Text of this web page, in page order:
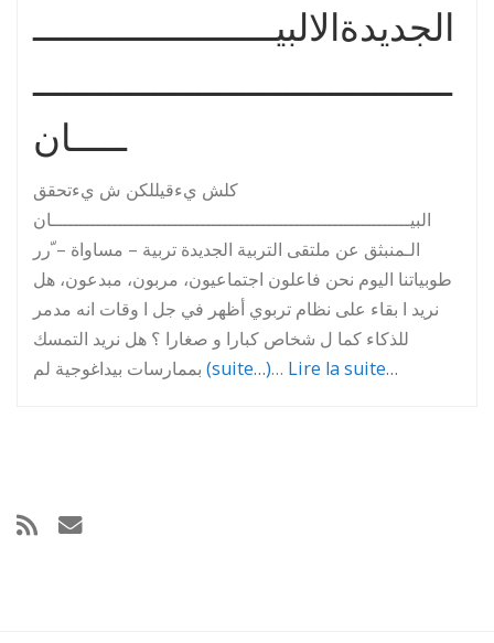
الجديدةالالبيــــــــــــــــــــــ
ــــــــــــــــــــــــــــــــــــــ
ـــــان
كلش يءقيللكن ش يءتحقق
البيـــــــــــــــــــــــــــــــــــــــــــــــــــــــــــــــــان
الـمنبثق عن ملتقى التربية الجديدة تربية – مساواة – ّرر
طوبياتنا اليوم نحن فاعلون اجتماعيون، مربون، مبدعون، هل
نريد ا بقاء على نظام تربوي أظهر في جل ا وقات انه مدمر
للذكاء كما ل شخاص كبارا و صغارا ؟ هل نريد التمسك
(suite…)… Lire la suite…